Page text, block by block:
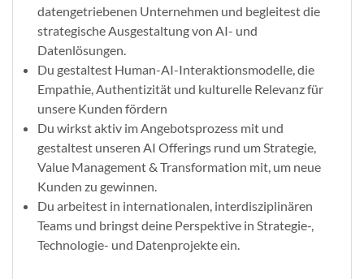
datengetriebenen Unternehmen und begleitest die
strategische Ausgestaltung von AI- und
Datenlösungen.
Du gestaltest Human-AI-Interaktionsmodelle, die
Empathie, Authentizität und kulturelle Relevanz für
unsere Kunden fördern
Du wirkst aktiv im Angebotsprozess mit und
gestaltest unseren AI Offerings rund um Strategie,
Value Management & Transformation mit, um neue
Kunden zu gewinnen.
Du arbeitest in internationalen, interdisziplinären
Teams und bringst deine Perspektive in Strategie-,
Technologie- und Datenprojekte ein.